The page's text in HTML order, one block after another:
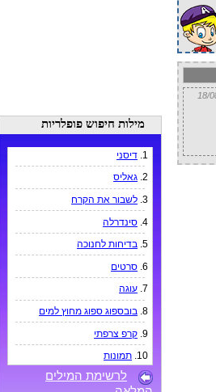
מילות חיפוש פופלריות
1. דיסני
2. גאליס
3. לשבור את הקרח
4. סינדרלה
5. בדיחות לחנוכה
6. סרטים
7. עוגה
8. בובספוג ספוג מחוץ למים
9. קרפ צרפתי
10. תמונות
לרשימת המילים